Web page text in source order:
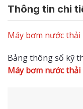
Thông tin chi
Máy bơm nước thải
Bảng thông số kỹ
Máy bơm nước thải